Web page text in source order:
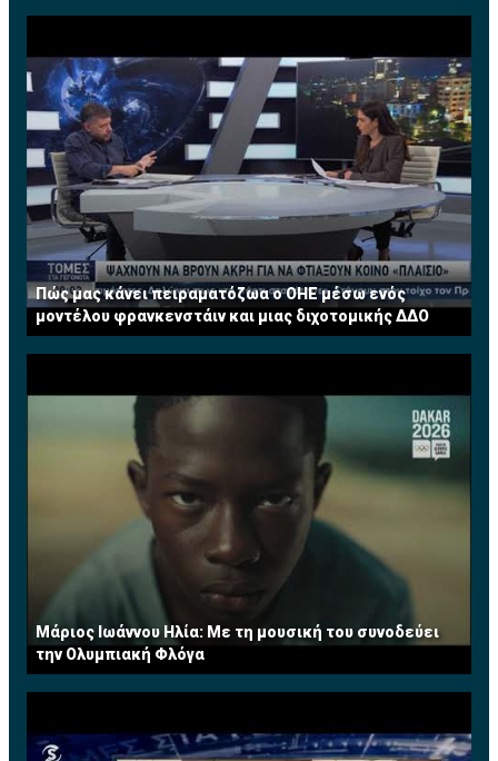
Πώς μας κάνει πειραματόζωα ο ΟΗΕ μέσω ενός
μοντέλου φρανκενστάιν και μιας διχοτομικής ΔΔΟ
Μάριος Ιωάννου Ηλία: Με τη μουσική του συνοδεύει
την Ολυμπιακή Φλόγα